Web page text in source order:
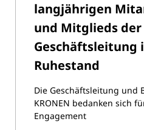
langjährigen
und Mitglieds der
Geschäftsleitung
Ruhestand
Die Geschäftsleitung und
KRONEN bedanken sich
Engagement